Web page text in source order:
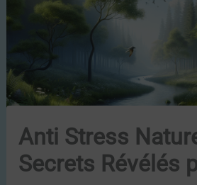
Anti Stress
Secrets Révélés